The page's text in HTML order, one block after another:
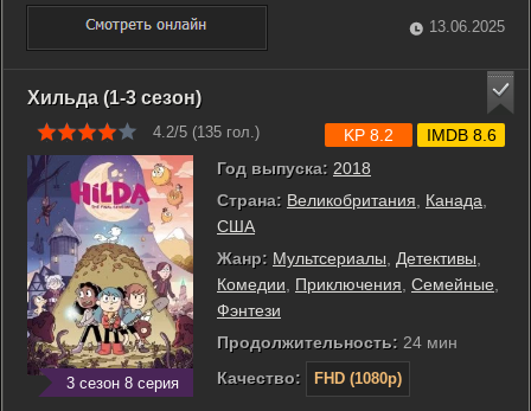
же день оказавшийся в эпицентре пандемии строитель
Джоэл понёс невосполнимую утрату. 20 лет спустя ...
13.06.2025
Хильда (1-3 сезон)
4.2/5 (135 гол.)
3 сезон 8 серия
Год выпуска: 2018
Страна: Великобритания Канада
США
Жанр: Мультсериалы Детективы
Комедии
Приключения Семейные
Фэнтези
Продолжительность: 24 мин
Качество:
FHD (1080p)
KP 8.2 IMDB 8.6